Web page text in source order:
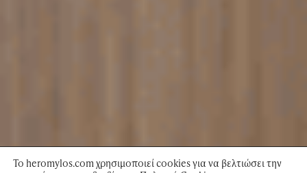
Το heromylos.com χρησιμοποιεί cookies για να βελτιώσει την